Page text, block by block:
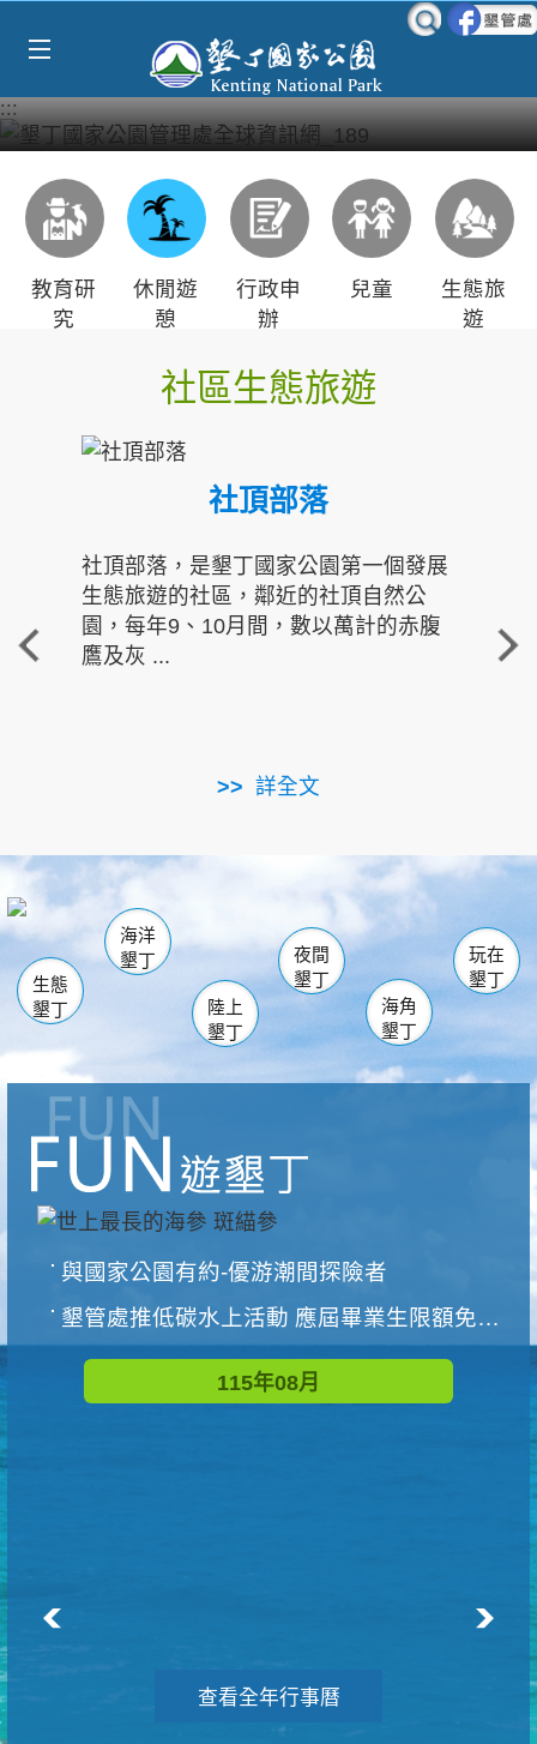
:::
教育研
究
休閒遊
憩
行政申
辦
兒童
生態旅
遊
社區生態旅遊
社頂部落
社頂部落，是墾丁國家公園第一個發展
生態旅遊的社區，鄰近的社頂自然公
園，每年9、10月間，數以萬計的赤腹
鷹及灰 ...
詳全文
重
走進
南仁湖
海生館
恆春 佳樂水
龍鑾潭自然中心 森林遊樂區
瓊麻館
關山 墾管處遊客中心
社頂公園 風吹沙
船帆石
白砂 龍磐公園
香蕉灣
砂島
鵝鑾鼻
生態
墾丁
海洋
墾丁
陸上
墾丁
夜間
墾丁
海角
墾丁
玩在
墾丁
與國家公園有約-優游潮間探險者
墾管處推低碳水上活動 應屆畢業生限額免費參加
115年08月
查看全年行事曆